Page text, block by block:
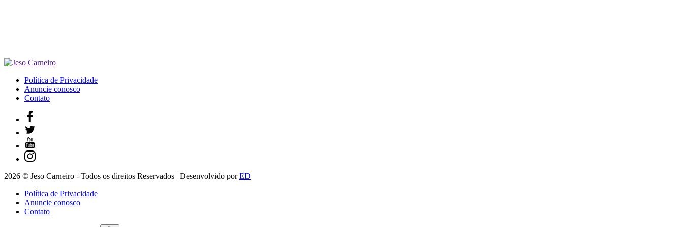
Política de Privacidade
Anuncie conosco
Contato
2026 © Jeso Carneiro - Todos os direitos Reservados | Desenvolvido porED
Política de Privacidade
Anuncie conosco
Contato